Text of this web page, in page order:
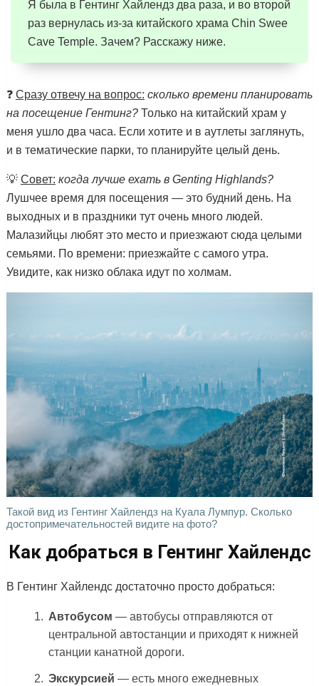
Я была в Гентинг Хайлендз два раза, и во второй
раз вернулась из-за китайского храма Chin Swee
Cave Temple. Зачем? Расскажу ниже.
❓ Сразу отвечу на вопрос: сколько времени планировать
на посещение Гентинг?Только на китайский храм у
меня ушло два часа. Если хотите и в аутлеты заглянуть,
и в тематические парки, то планируйте целый день.
💡 Совет: когда лучше ехать в Genting Highlands?
Лушчее время для посещения — это будний день. На
выходных и в праздники тут очень много людей.
Малазийцы любят это место и приезжают сюда целыми
семьями. По времени: приезжайте с самого утра.
Увидите, как низко облака идут по холмам.
Такой вид из Гентинг Хайлендз на Куала Лумпур. Сколько
достопримечательностей видите на фото?
Как добраться в Гентинг Хайлендс
В Гентинг Хайлендс достаточно просто добраться:
Автобусом — автобусы отправляются от
центральной автостанции и приходят к нижней
станции канатной дороги.
Экскурсией — есть много ежедневных